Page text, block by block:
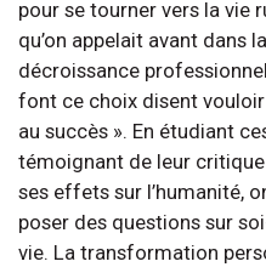
pour se tourner vers la vie
qu’on appelait avant dans
décroissance
font ce choix disent
au succès ». En étudiant
témoignant de leur
ses effets sur l’humanité,
poser des questions sur
vie. La transformation